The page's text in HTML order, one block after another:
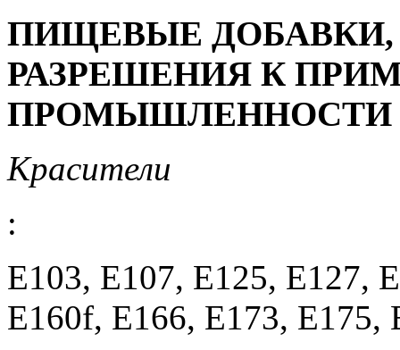
ПИЩЕВЫЕ
РАЗРЕШЕНИЯ К
ПРОМЫШЛЕННОСТИ
Красители
:
E103, E107, E125, E127,
Е160f, E166, E173, E175,